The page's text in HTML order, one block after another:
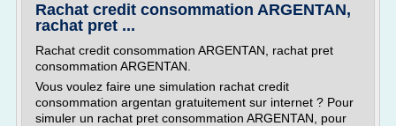
Rachat credit consommation ARGENTAN,
rachat pret ...
Rachat credit consommation ARGENTAN, rachat pret
consommation ARGENTAN.
Vous voulez faire une simulation rachat credit
consommation argentan gratuitement sur internet ? Pour
simuler un rachat pret consommation ARGENTAN, pour